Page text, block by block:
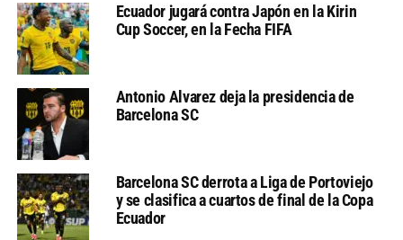
Ecuador jugará contra Japón en la Kirin
Cup Soccer, en la Fecha FIFA
Antonio Alvarez deja la presidencia de
Barcelona SC
Barcelona SC derrota a Liga de Portoviejo
y se clasifica a cuartos de final de la Copa
Ecuador